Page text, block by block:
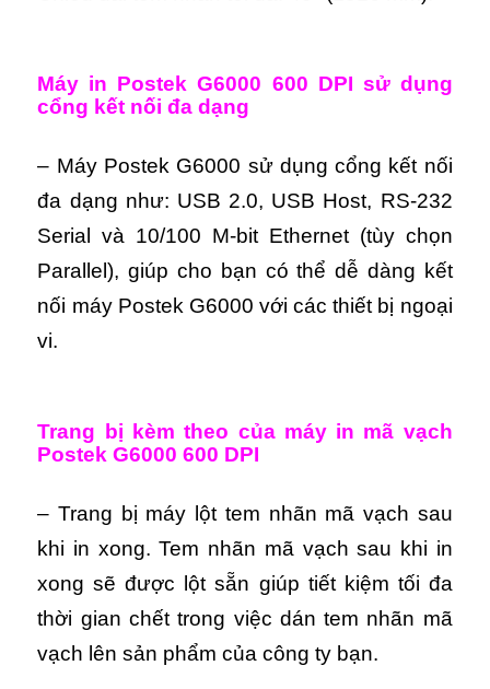
Máy in Postek G6000 600 DPI sử dụng
cổng kết nối đa dạng
– Máy Postek G6000 sử dụng cổng kết nối
đa dạng như: USB 2.0, USB Host, RS-232
Serial và 10/100 M-bit Ethernet (tùy chọn
Parallel), giúp cho bạn có thể dễ dàng kết
nối máy Postek G6000 với các thiết bị ngoại
vi.
Trang bị kèm theo của máy in mã vạch
Postek G6000 600 DPI
– Trang bị máy lột tem nhãn mã vạch sau
khi in xong. Tem nhãn mã vạch sau khi in
xong sẽ được lột sẵn giúp tiết kiệm tối đa
thời gian chết trong việc dán tem nhãn mã
vạch lên sản phẩm của công ty bạn.